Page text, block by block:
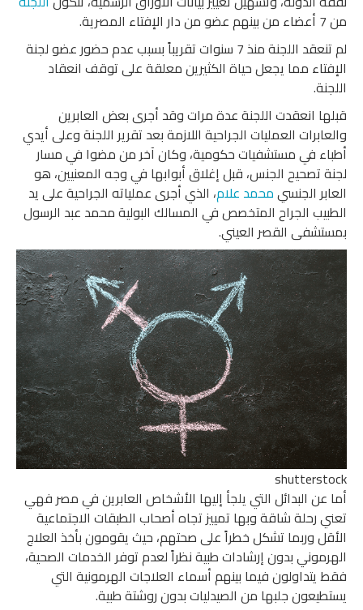
من 7 أعضاء من بينهم عضو من دار الإفتاء المصرية.
لم تنعقد اللجنة منذ 7 سنوات تقريباً بسبب عدم حضور عضو لجنة
الإفتاء مما يجعل حياة الكثيرين معلقة على توقف انعقاد
اللجنة.
قبلها انعقدت اللجنة عدة مرات وقد أجرى بعض العابرين
والعابرات العمليات الجراحية اللازمة بعد تقرير اللجنة وعلى أيدي
أطباء في مستشفيات حكومية، وكان آخر من مضوا في مسار
لجنة تصحيح الجنس، قبل إغلاق أبوابها في وجه المعنيين، هو
العابر الجنسيمحمد علام، الذي أجرى عملياته الجراحية على يد
الطبيب الجراح المتخصص في المسالك البولية محمد عبد الرسول
بمستشفى القصر العيني.
shutterstock
أما عن البدائل التي يلجأ إليها الأشخاص العابرين في مصر فهي
تعني رحلة شاقة وبها تمييز تجاه أصحاب الطبقات الاجتماعية
الأقل وربما تشكل خطراً على صحتهم، حيث يقومون بأخذ العلاج
الهرموني بدون إرشادات طبية نظراً لعدم توفر الخدمات الصحية،
فقط يتداولون فيما بينهم أسماء العلاجات الهرمونية التي
يستطيعون جلبها من الصيدليات بدون روشتة طبية.